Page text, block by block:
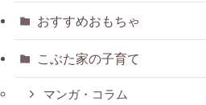
おすすめおもちゃ
こぶた家の子育て
マンガ・コラム